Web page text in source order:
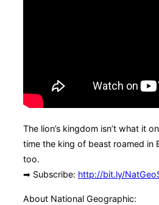
The lion’s kingdom isn’t what it
time the king of beast roamed in
too.
➡ Subscribe: http://bit.ly/
About National Geographic: